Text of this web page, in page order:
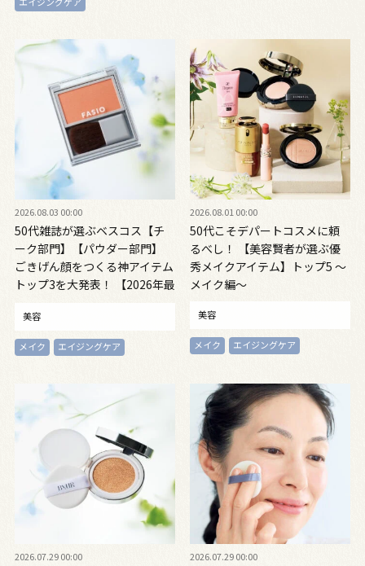
2026.08.03 00:00
50代雑誌が選ぶベスコス【チ
ーク部門】【パウダー部門】
ごきげん顔をつくる神アイテム
トップ3を大発表！ 【2026年最
美容
メイク エイジングケア
2026.08.01 00:00
50代こそデパートコスメに頼
るべし！ 【美容賢者が選ぶ優
秀メイクアイテム】トップ5 ～
メイク編～
美容
メイク エイジングケア
2026.07.29 00:00 2026.07.29 00:00